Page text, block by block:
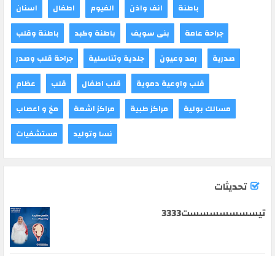
اسنان اطفال الفيوم انف واذن
باطنة
باطنة وقلب
باطنة وكبد بنى سويف
جراحة عامة
جراحة قلب وصدر
جلدية وتناسلية رمد وعيون
صدرية
عظام
قلب قلب اطفال
قلب واوعية دموية
مخ و اعصاب
مراكز اشعة مراكز طبية
مسالك بولية
مستشفيات
نسا وتوليد
تحديثات
تيسسسسسسست3333